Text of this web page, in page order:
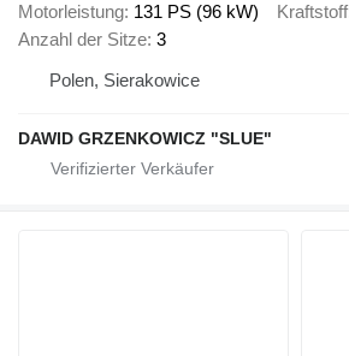
Motorleistung 131 PS (96 kW) Kraftstoff
Anzahl der Sitze 3
Polen, Sierakowice
DAWID GRZENKOWICZ "SLUE"